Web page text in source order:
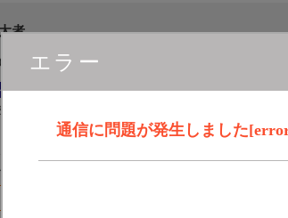
エラー
通信に問題が発生しました
者
23:30 カレンダー登録
ョン
聴には、オプションチャンネル(有料)のご契約が必要とな
ンペーン実施中